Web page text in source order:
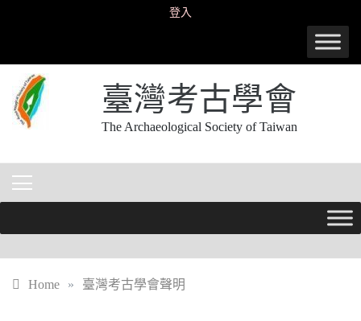
登入
臺灣考古學會
The Archaeological Society of Taiwan
Home » 臺灣考古學會聲明